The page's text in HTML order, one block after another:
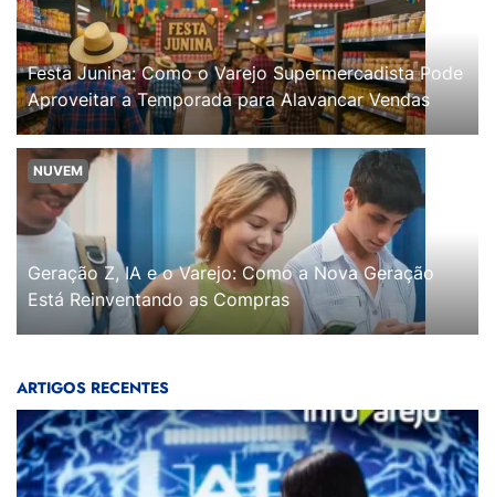
Festa Junina: Como o Varejo Supermercadista Pode
Aproveitar a Temporada para Alavancar Vendas
NUVEM
Geração Z, IA e o Varejo: Como a Nova Geração
Está Reinventando as Compras
ARTIGOS RECENTES